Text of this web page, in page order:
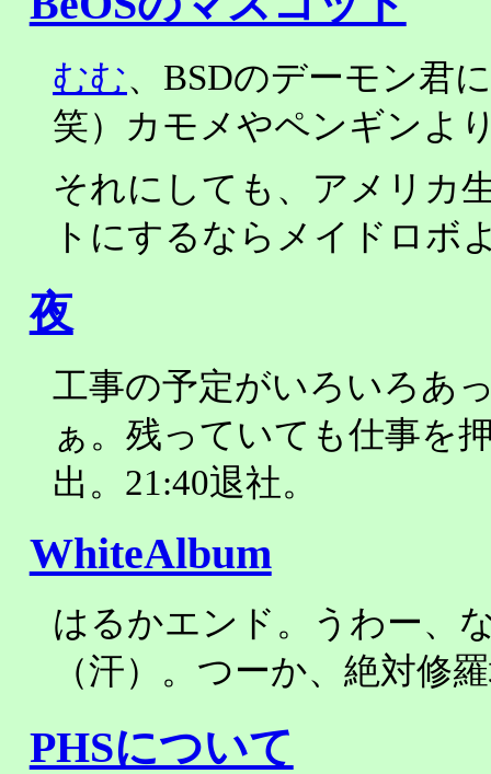
むむ、BSDのデーモン君
笑）カモメやペンギンよ
それにしても、アメリカ
トにするならメイドロボ
夜
工事の予定がいろいろあ
ぁ。残っていても仕事を
出。21:40退社。
WhiteAlbum
はるかエンド。うわー、
（汗）。つーか、絶対修
PHSについて